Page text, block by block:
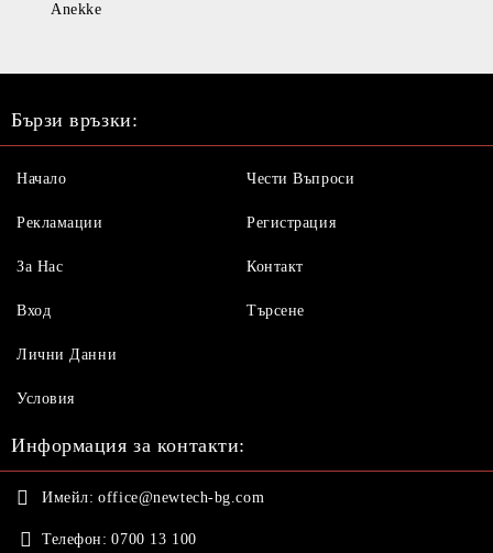
Anekke
Бързи връзки:
Начало
Рекламации
За Нас
Вход
Чести Въпроси
Регистрация
Контакт
Търсене
Лични Данни
Условия
Информация за контакти:
Имейл: office@newtech-bg.com
Телефон: 0700 13 100